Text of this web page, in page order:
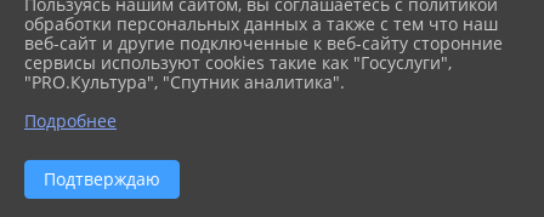
БЛАГОУСТРОЕННАЯ КВАРТИРА,
КОМПЕНСАЦИЯ КОММУНАЛЬНЫХ
УСЛУГ. ПРИВЕТСТВУЕТСЯ ПЕРЕЕЗД
ПОЛУТОРА ЛЕТ.
ТЕЛЕФОНЫ:
обработки персональных данных а также с тем что наш
веб-сайт и другие подключенные к веб-сайту сторонние
сервисы используют cookies такие как "Госуслуги",
"PRO.Культура", "Спутник аналитика".
Подробнее
Подтверждаю